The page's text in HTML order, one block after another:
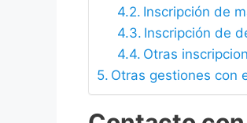
Inscripción de
Inscripción de
Otras
Otras gestiones con